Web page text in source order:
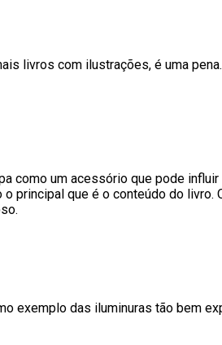
livros com ilustrações, é uma
como um acessório que pode
principal que é o conteúdo do livro.
exemplo das iluminuras tão bem